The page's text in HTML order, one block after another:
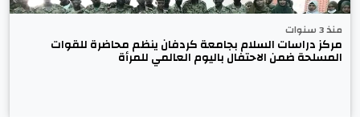
منذ 3 سنوات
مركز دراسات السلام بجامعة كردفان ينظم محاضرة للقوات
المسلحة ضمن الاحتفال باليوم العالمي للمرأة